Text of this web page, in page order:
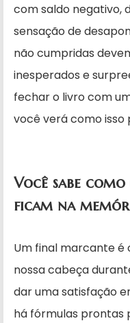
com saldo negativo,
sensação de
não cumpridas
inesperados e
fechar o livro com
você verá como isso
Você sabe
ficam na
Um final marcante é
nossa cabeça
dar uma satisfação
há fórmulas prontas